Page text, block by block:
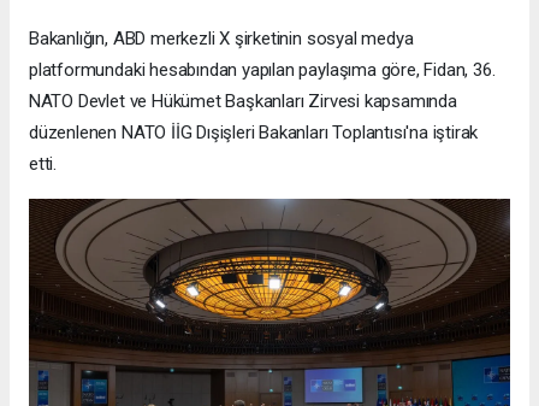
Bakanlığın, ABD merkezli X şirketinin sosyal medya
platformundaki hesabından yapılan paylaşıma göre, Fidan, 36.⁠
⁠NATO Devlet ve Hükümet Başkanları Zirvesi kapsamında
düzenlenen NATO İİG Dışişleri Bakanları Toplantısı'na iştirak
etti.